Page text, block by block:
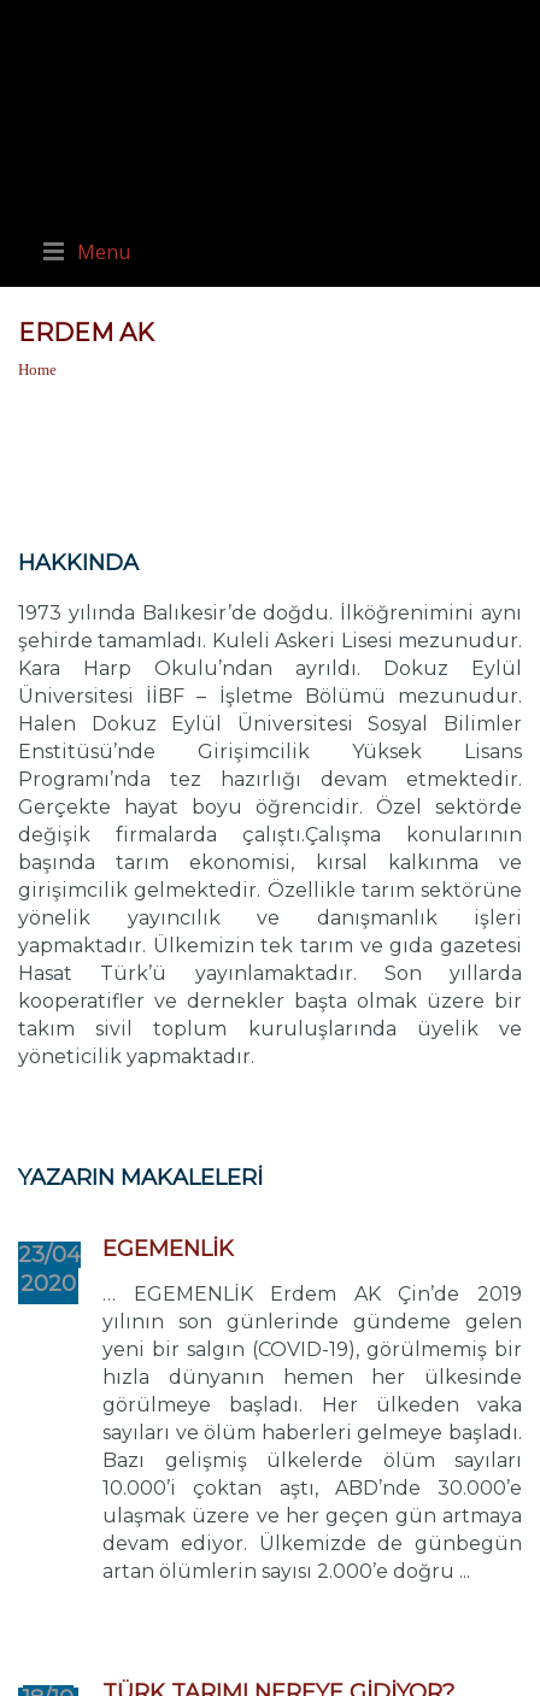
Menu
ERDEM AK
Home
HAKKINDA
1973 yılında Balıkesir’de doğdu. İlköğrenimini aynı
şehirde tamamladı. Kuleli Askeri Lisesi mezunudur.
Kara Harp Okulu’ndan ayrıldı. Dokuz Eylül
Üniversitesi İİBF – İşletme Bölümü mezunudur.
Halen Dokuz Eylül Üniversitesi Sosyal Bilimler
Enstitüsü’nde Girişimcilik Yüksek Lisans
Programı’nda tez hazırlığı devam etmektedir.
Gerçekte hayat boyu öğrencidir. Özel sektörde
değişik firmalarda çalıştı.Çalışma konularının
başında tarım ekonomisi, kırsal kalkınma ve
girişimcilik gelmektedir. Özellikle tarım sektörüne
yönelik yayıncılık ve danışmanlık işleri
yapmaktadır. Ülkemizin tek tarım ve gıda gazetesi
Hasat Türk’ü yayınlamaktadır. Son yıllarda
kooperatifler ve dernekler başta olmak üzere bir
takım sivil toplum kuruluşlarında üyelik ve
yöneticilik yapmaktadır.
YAZARIN MAKALELERİ
23/04
2020
EGEMENLİK
… EGEMENLİK Erdem AK Çin’de 2019
yılının son günlerinde gündeme gelen
yeni bir salgın (COVID-19), görülmemiş bir
hızla dünyanın hemen her ülkesinde
görülmeye başladı. Her ülkeden vaka
sayıları ve ölüm haberleri gelmeye başladı.
Bazı gelişmiş ülkelerde ölüm sayıları
10.000’i çoktan aştı, ABD’nde 30.000’e
ulaşmak üzere ve her geçen gün artmaya
devam ediyor. Ülkemizde de günbegün
artan ölümlerin sayısı 2.000’e doğru ...